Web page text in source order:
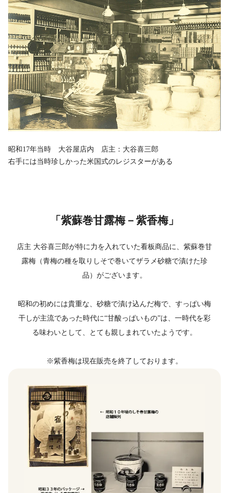
昭和17年当時 大谷屋店内 店主：大谷喜三郎
右手には当時珍しかった米国式のレジスターがある
「紫蘇巻甘露梅－紫香梅」
店主 大谷喜三郎が特に力を入れていた看板商品に、紫蘇巻甘
露梅（青梅の種を取りしそで巻いてザラメ砂糖で漬けた珍
品）がございます。
昭和の初めには貴重な、砂糖で漬け込んだ梅で、すっぱい梅
干しが主流であった時代に“甘酸っぱいもの”は、一時代を彩
る味わいとして、とても親しまれていたようです。
※紫香梅は現在販売を終了しております。